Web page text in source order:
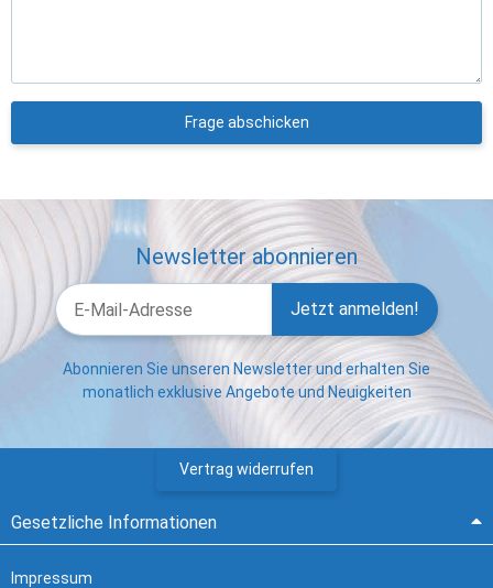
Frage abschicken
Newsletter abonnieren
Jetzt anmelden!
Abonnieren Sie unseren Newsletter und erhalten Sie
monatlich exklusive Angebote und Neuigkeiten
Vertrag widerrufen
Gesetzliche Informationen
Impressum